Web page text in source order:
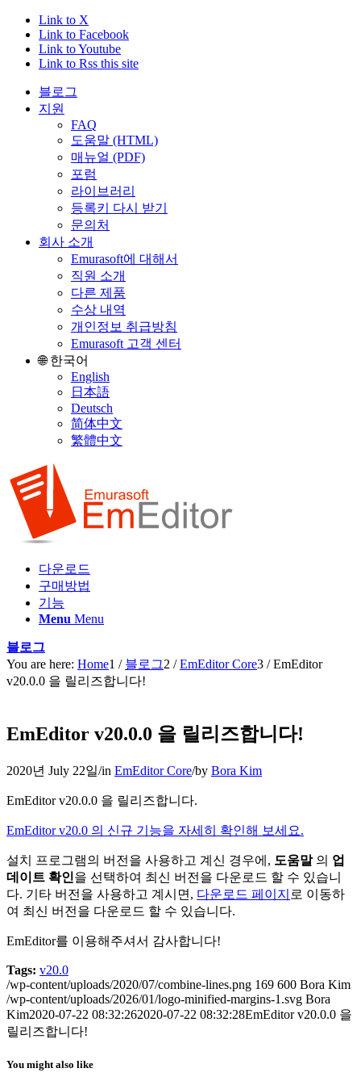
Link to X
Link to Facebook
Link to Youtube
Link to Rss this site
블로그
지원
FAQ
도움말 (HTML)
매뉴얼 (PDF)
포럼
라이브러리
등록키 다시 받기
문의처
회사 소개
Emurasoft에 대해서
직원 소개
다른 제품
수상 내역
개인정보 취급방침
Emurasoft 고객 센터
🌐 한국어
English
日本語
Deutsch
简体中文
繁體中文
다운로드
구매방법
기능
Menu Menu
블로그
You are here: Home1 / 블로그2 / EmEditor Core3 / EmEditor
v20.0.0 을 릴리즈합니다!
EmEditor v20.0.0 을 릴리즈합니다!
2020년 July 22일/in EmEditor Core/by Bora Kim
EmEditor v20.0.0 을 릴리즈합니다.
EmEditor v20.0 의 신규 기능을 자세히 확인해 보세요.
설치 프로그램의 버전을 사용하고 계신 경우에, 도움말의 업
데이트 확인을 선택하여 최신 버전을 다운로드 할 수 있습니
다. 기타 버전을 사용하고 계시면, 다운로드 페이지 로 이동하
여 최신 버전을 다운로드 할 수 있습니다.
EmEditor를 이용해주셔서 감사합니다!
Tags: v20.0
/wp-content/uploads/2020/07/combine-lines.png 169 600 Bora Kim
/wp-content/uploads/2026/01/logo-minified-margins-1.svg Bora
Kim2020-07-22 08:32:262020-07-22 08:32:28EmEditor v20.0.0 을
릴리즈합니다!
You might also like